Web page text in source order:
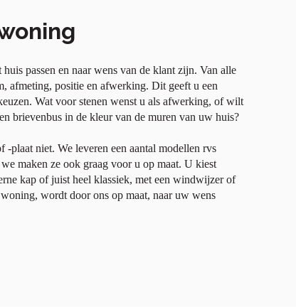
passen en naar wens van de klant zijn. Van alle
afmeting, positie en afwerking. Dit geeft u een
Wat voor stenen wenst u als afwerking, of wilt
brievenbus in de kleur van de muren van uw huis?
-plaat niet. We leveren een aantal modellen rvs
maken ze ook graag voor u op maat. U kiest
kap of juist heel klassiek, met een windwijzer of
wordt door ons op maat, naar uw wens